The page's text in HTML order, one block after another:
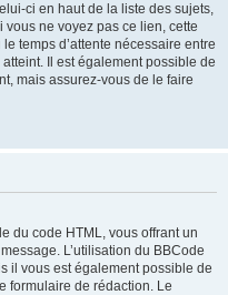
ci en haut de la liste des sujets,
ne voyez pas ce lien, cette
temps d’attente nécessaire entre
Il est également possible de
mais assurez-vous de le faire
du code HTML, vous offrant un
L’utilisation du BBCode
il vous est également possible de
formulaire de rédaction. Le